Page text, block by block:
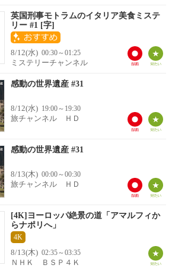
英国刑事モトラムのイタリア美食ミステ
リー #1 [字]
8/12(水) 00:30～01:25
ミステリーチャンネル
感動の世界遺産 #31
8/12(水) 19:00～19:30
旅チャンネル ＨＤ
感動の世界遺産 #31
8/13(木) 00:00～00:30
旅チャンネル ＨＤ
[4K]ヨーロッパ絶景の道「アマルフィか
らナポリへ」
4K
8/13(木) 02:35～03:35
ＮＨＫ ＢＳＰ４Ｋ